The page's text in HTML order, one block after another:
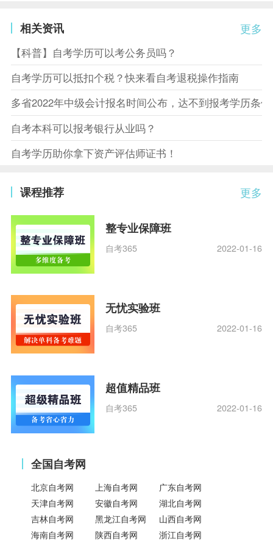
更多
相关资讯
【科普】自考学历可以考公务员吗？
自考学历可以抵扣个税？快来看自考退税操作指南
多省2022年中级会计报名时间公布，达不到报考学历条
自考本科可以报考银行从业吗？
自考学历助你拿下资产评估师证书！
更多
课程推荐
整专业保障班
自考365 2022-01-16
无忧实验班
自考365 2022-01-16
超值精品班
自考365 2022-01-16
全国自考网
北京自考网 上海自考网
广东自考网
天津自考网
安徽自考网
湖北自考网
吉林自考网
黑龙江自考网
山西自考网
海南自考网
陕西自考网 浙江自考网